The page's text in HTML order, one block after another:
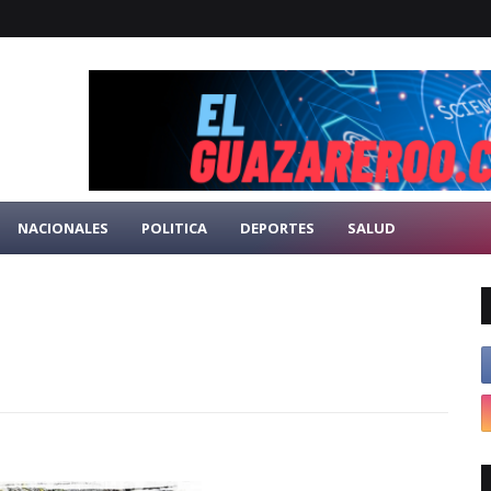
NACIONALES POLITICA DEPORTES SALUD